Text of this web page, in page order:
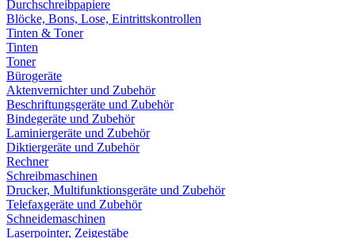
Durchschreibpapiere
Blöcke, Bons, Lose, Eintrittskontrollen
Tinten & Toner
Tinten
Toner
Bürogeräte
Aktenvernichter und Zubehör
Beschriftungsgeräte und Zubehör
Bindegeräte und Zubehör
Laminiergeräte und Zubehör
Diktiergeräte und Zubehör
Rechner
Schreibmaschinen
Drucker, Multifunktionsgeräte und Zubehör
Telefaxgeräte und Zubehör
Schneidemaschinen
Laserpointer, Zeigestäbe